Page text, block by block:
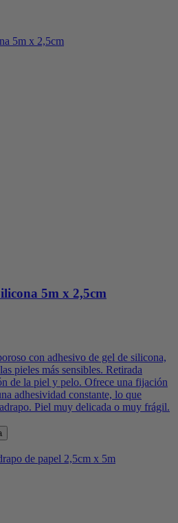
5m x 2,5cm
con adhesivo de gel de silicona,
pieles más sensibles. Retirada
de la piel y pelo. Ofrece una fijación
adhesividad constante, lo que
Piel muy delicada o muy frágil.